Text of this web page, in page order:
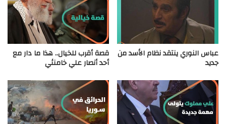
عباس النوري ينتقد نظام الأسد من
جديد
قصة أقرب للخيال.. هذا ما دار مع
أحد أنصار علي خامنئي